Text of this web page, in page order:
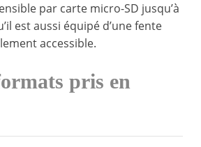
par carte micro-SD jusqu’à
est aussi équipé d’une fente
accessible.
pris en